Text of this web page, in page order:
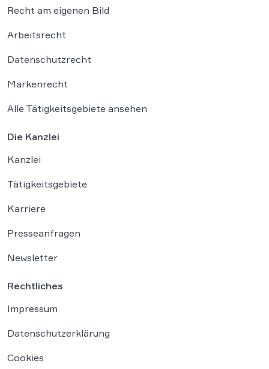
Recht am eigenen Bild
Arbeitsrecht
Datenschutzrecht
Markenrecht
Alle Tätigkeitsgebiete ansehen
Die Kanzlei
Kanzlei
Tätigkeitsgebiete
Karriere
Presseanfragen
Newsletter
Rechtliches
Impressum
Datenschutzerklärung
Cookies